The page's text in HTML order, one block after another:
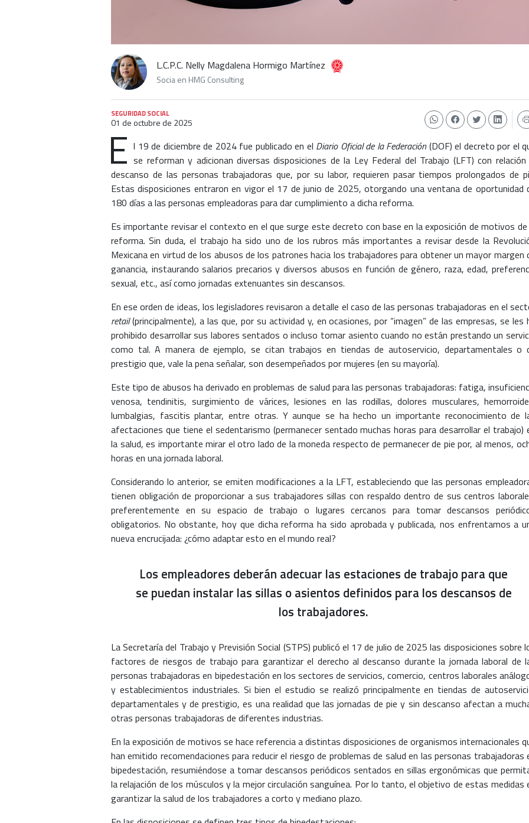
L.C.P.C. Nelly Magdalena Hormigo Martínez
Socia en HMG Consulting
SEGURIDAD SOCIAL
01 de octubre de 2025
E l 19 de diciembre de 2024 fue publicado en el Diario Oficial de la Federación(DOF) el decreto por el
se reforman y adicionan diversas disposiciones de la Ley Federal del Trabajo (LFT) con relación
descanso de las personas trabajadoras que, por su labor, requieren pasar tiempos prolongados de
Estas disposiciones entraron en vigor el 17 de junio de 2025, otorgando una ventana de oportunidad
180 días a las personas empleadoras para dar cumplimiento a dicha reforma.
Es importante revisar el contexto en el que surge este decreto con base en la exposición de motivos
reforma. Sin duda, el trabajo ha sido uno de los rubros más importantes a revisar desde la
Mexicana en virtud de los abusos de los patrones hacia los trabajadores para obtener un mayor margen
ganancia, instaurando salarios precarios y diversos abusos en función de género, raza, edad,
sexual, etc., así como jornadas extenuantes sin descansos.
En ese orden de ideas, los legisladores revisaron a detalle el caso de las personas trabajadoras en el
retail(principalmente), a las que, por su actividad y, en ocasiones, por “imagen” de las empresas, se les
prohibido desarrollar sus labores sentados o incluso tomar asiento cuando no están prestando un
como tal. A manera de ejemplo, se citan trabajos en tiendas de autoservicio, departamentales o
prestigio que, vale la pena señalar, son desempeñados por mujeres (en su mayoría).
Este tipo de abusos ha derivado en problemas de salud para las personas trabajadoras: fatiga,
venosa, tendinitis, surgimiento de várices, lesiones en las rodillas, dolores musculares,
lumbalgias, fascitis plantar, entre otras. Y aunque se ha hecho un importante reconocimiento de
afectaciones que tiene el sedentarismo (permanecer sentado muchas horas para desarrollar el trabajo)
la salud, es importante mirar el otro lado de la moneda respecto de permanecer de pie por, al menos,
horas en una jornada laboral.
Considerando lo anterior, se emiten modificaciones a la LFT, estableciendo que las personas
tienen obligación de proporcionar a sus trabajadores sillas con respaldo dentro de sus centros
preferentemente en su espacio de trabajo o lugares cercanos para tomar descansos
obligatorios. No obstante, hoy que dicha reforma ha sido aprobada y publicada, nos enfrentamos a
nueva encrucijada: ¿cómo adaptar esto en el mundo real?
Los empleadores deberán adecuar las estaciones de trabajo para que
se puedan instalar las sillas o asientos definidos para los descansos de
los trabajadores.
La Secretaría del Trabajo y Previsión Social (STPS) publicó el 17 de julio de 2025 las disposiciones sobre
factores de riesgos de trabajo para garantizar el derecho al descanso durante la jornada laboral de
personas trabajadoras en bipedestación en los sectores de servicios, comercio, centros laborales
y establecimientos industriales. Si bien el estudio se realizó principalmente en tiendas de
departamentales y de prestigio, es una realidad que las jornadas de pie y sin descanso afectan a
otras personas trabajadoras de diferentes industrias.
En la exposición de motivos se hace referencia a distintas disposiciones de organismos internacionales
han emitido recomendaciones para reducir el riesgo de problemas de salud en las personas trabajadoras
bipedestación, resumiéndose a tomar descansos periódicos sentados en sillas ergonómicas que
la relajación de los músculos y la mejor circulación sanguínea. Por lo tanto, el objetivo de estas medidas
garantizar la salud de los trabajadores a corto y mediano plazo.